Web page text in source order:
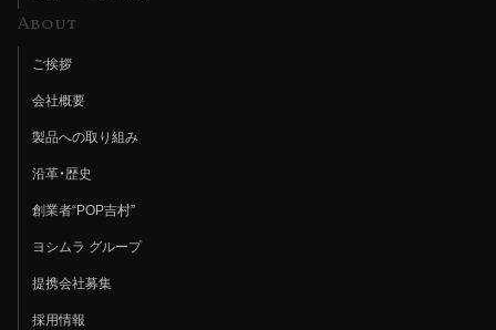
About
ご挨拶
会社概要
製品への取り組み
沿革・歴史
創業者“POP吉村”
ヨシムラ グループ
提携会社募集
採用情報